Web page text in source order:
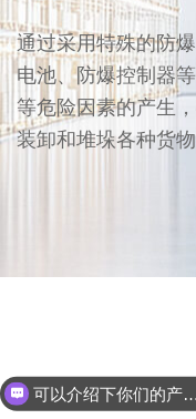
通过采用特殊的防
电池、防爆控制器
等危险因素的产生
装卸和堆垛各种货
可以介绍下你们
你们是怎么收费的呢